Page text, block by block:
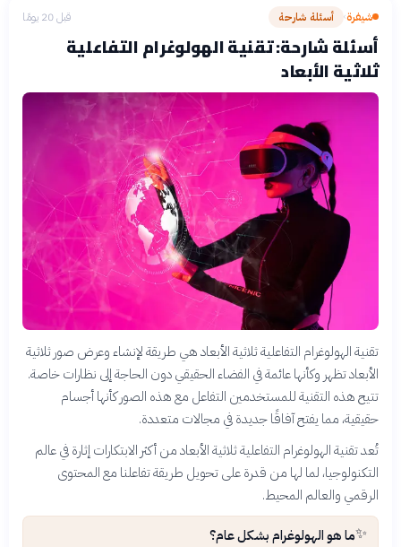
شيفرة› أسئلة شارحة قبل 20 يومًا
أسئلة شارحة: تقنية الهولوغرام التفاعلية
ثلاثية الأبعاد
تقنية الهولوغرام التفاعلية ثلاثية الأبعاد هي طريقة لإنشاء وعرض صور ثلاثية
الأبعاد تظهر وكأنها عائمة في الفضاء الحقيقي دون الحاجة إلى نظارات خاصة.
تتيح هذه التقنية للمستخدمين التفاعل مع هذه الصور كأنها أجسام
حقيقية، مما يفتح آفاقًا جديدة في مجالات متعددة.
تُعد تقنية الهولوغرام التفاعلية ثلاثية الأبعاد من أكثر الابتكارات إثارة في عالم
التكنولوجيا، لما لها من قدرة على تحويل طريقة تفاعلنا مع المحتوى
الرقمي والعالم المحيط.
✨ما هو الهولوغرام بشكل عام؟